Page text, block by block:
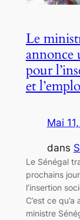
Le
annonce
pour
et
Mai
dans
Le Sénégal
prochains
l’insertion
C’est ce
ministre